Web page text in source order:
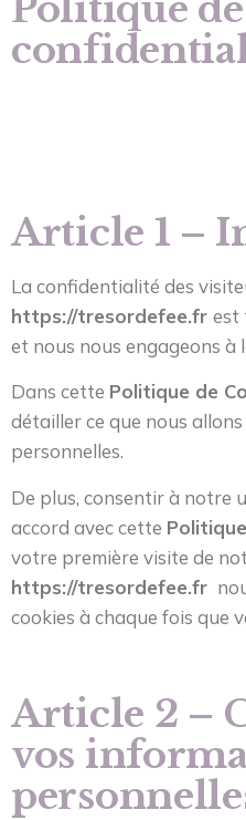
Article 1 –
La confidentialité des
https://tresordefee.fr est
et nous nous engageons à
Dans cette Politique de
détailler ce que nous
personnelles.
De plus, consentir à notre
accord avec cette
votre première visite de
https://tresordefee.fr
cookies à chaque fois que
Article 2 –
vos